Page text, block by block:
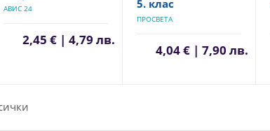
АВИС 24
2,45 € | 4,79 лв.
5. клас
ПРОСВЕТА
4,04 € | 7,90 лв.